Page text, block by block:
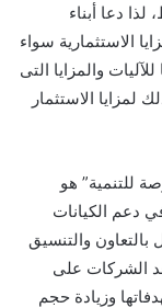
دعا أبناء
الاستثمارية سواء
والمزايا التى
لمزايا الاستثمار
للتنمية” هو
دعم الكيانات
بالتعاون والتنسيق
الشركات على
وزيادة حجم